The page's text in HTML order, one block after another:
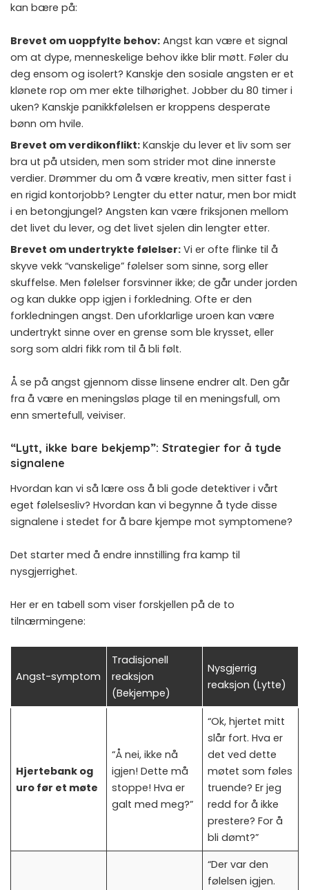
kan bære på:
Brevet om uoppfylte behov: Angst kan være et signal
om at dype, menneskelige behov ikke blir møtt. Føler du
deg ensom og isolert? Kanskje den sosiale angsten er et
klønete rop om mer ekte tilhørighet. Jobber du 80 timer i
uken? Kanskje panikkfølelsen er kroppens desperate
bønn om hvile.
Brevet om verdikonflikt: Kanskje du lever et liv som ser
bra ut på utsiden, men som strider mot dine innerste
verdier. Drømmer du om å være kreativ, men sitter fast i
en rigid kontorjobb? Lengter du etter natur, men bor midt
i en betongjungel? Angsten kan være friksjonen mellom
det livet du lever, og det livet sjelen din lengter etter.
Brevet om undertrykte følelser: Vi er ofte flinke til å
skyve vekk “vanskelige” følelser som sinne, sorg eller
skuffelse. Men følelser forsvinner ikke; de går under jorden
og kan dukke opp igjen i forkledning. Ofte er den
forkledningen angst. Den uforklarlige uroen kan være
undertrykt sinne over en grense som ble krysset, eller
sorg som aldri fikk rom til å bli følt.
Å se på angst gjennom disse linsene endrer alt. Den går
fra å være en meningsløs plage til en meningsfull, om
enn smertefull, veiviser.
“Lytt, ikke bare bekjemp”: Strategier for å tyde
signalene
Hvordan kan vi så lære oss å bli gode detektiver i vårt
eget følelsesliv? Hvordan kan vi begynne å tyde disse
signalene i stedet for å bare kjempe mot symptomene?
Det starter med å endre innstilling fra kamp til
nysgjerrighet.
Her er en tabell som viser forskjellen på de to
tilnærmingene:
Angst-symptom
Tradisjonell
reaksjon
(Bekjempe)
Nysgjerrig
reaksjon (Lytte)
Hjertebank og
uro før et møte
“Å nei, ikke nå
igjen! Dette må
stoppe! Hva er
galt med meg?”
“Ok, hjertet mitt
slår fort. Hva er
det ved dette
møtet som føles
truende? Er jeg
redd for å ikke
prestere? For å
bli dømt?”
“Der var den
følelsen igjen.